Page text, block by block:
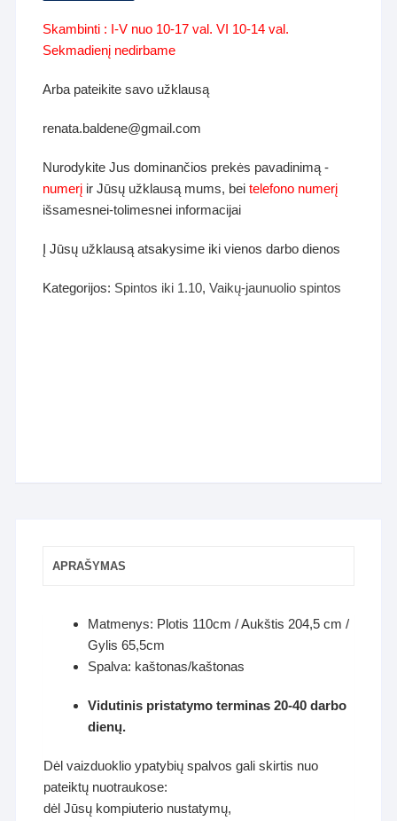
Skambinti : I-V nuo 10-17 val. VI 10-14 val.
Sekmadienį nedirbame
Arba pateikite savo užklausą
renata.baldene@gmail.com
Nurodykite Jus dominančios prekės pavadinimą -
numerį ir Jūsų užklausą mums, beitelefono numerį
išsamesnei-tolimesnei informacijai
Į Jūsų užklausą atsakysime iki vienos darbo dienos
Kategorijos: Spintos iki 1.10,Vaikų-jaunuolio spintos
APRAŠYMAS
Matmenys: Plotis 110cm / Aukštis 204,5 cm /
Gylis 65,5cm
Spalva: kaštonas/kaštonas
Vidutinis pristatymo terminas 20-40 darbo
dienų.
Dėl vaizduoklio ypatybių spalvos gali skirtis nuo
pateiktų nuotraukose:
dėl Jūsų kompiuterio nustatymų,